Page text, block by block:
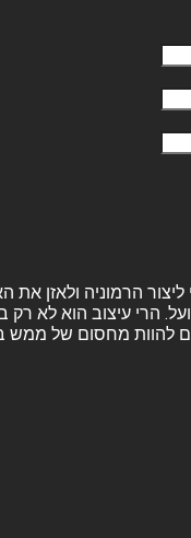
ליצור הרמוניה
הרי עיצוב הוא לא
להוות מחסום של ממש